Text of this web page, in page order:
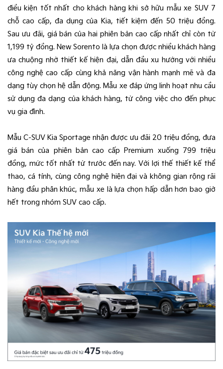
điều kiện tốt nhất cho khách hàng khi sở hữu mẫu xe SUV 7
chỗ cao cấp, đa dụng của Kia, tiết kiệm đến 50 triệu đồng.
Sau ưu đãi, giá bán của hai phiên bản cao cấp nhất chỉ còn từ
1,199 tỷ đồng. New Sorento là lựa chọn được nhiều khách hàng
ưa chuộng nhờ thiết kế hiện đại, dẫn đầu xu hướng với nhiều
công nghệ cao cấp cùng khả năng vận hành mạnh mẽ và đa
dạng tùy chọn hệ dẫn động. Mẫu xe đáp ứng linh hoạt nhu cầu
sử dụng đa dạng của khách hàng, từ công việc cho đến phục
vụ gia đình.
Mẫu C-SUV Kia Sportage nhận được ưu đãi 20 triệu đồng, đưa
giá bán của phiên bản cao cấp Premium xuống 799 triệu
đồng, mức tốt nhất từ trước đến nay. Với lợi thế thiết kế thể
thao, cá tính, cùng công nghệ hiện đại và không gian rộng rãi
hàng đầu phân khúc, mẫu xe là lựa chọn hấp dẫn hơn bao giờ
hết trong nhóm SUV cao cấp.